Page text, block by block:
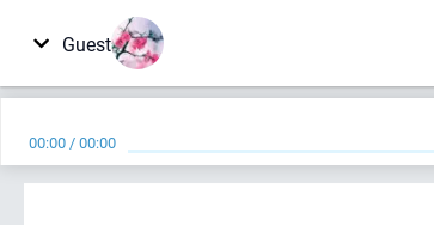
Guest
00:00 /00:00